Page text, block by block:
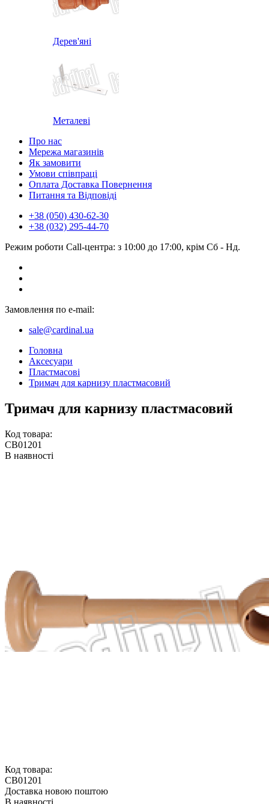
Дерев'яні
Металеві
Про нас
Мережа магазинів
Як замовити
Умови співпраці
Оплата Доставка Повернення
Питання та Відповіді
+38 (050) 430-62-30
+38 (032) 295-44-70
Режим роботи Call-центра: з 10:00 до 17:00, крім Сб - Нд.
Замовлення по e-mail:
sale@cardinal.ua
Головна
Аксесуари
Пластмасові
Тримач для карнизу пластмасовий
Тримач для карнизу пластмасовий
Код товара:
CB01201
В наявності
Код товара:
CB01201
Доставка новою поштою